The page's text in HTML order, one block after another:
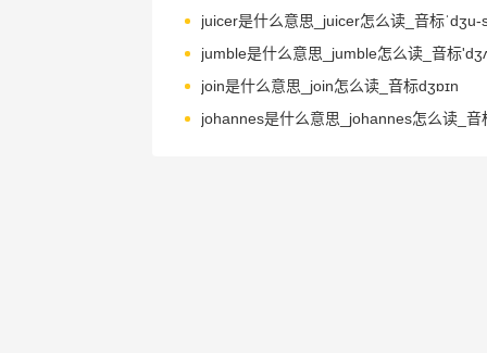
juicer是什么意思_juicer怎么读_音标ˈdʒu-
jumble是什么意思_jumble怎么读_音标
join是什么意思_join怎么读_音标dʒɒɪn